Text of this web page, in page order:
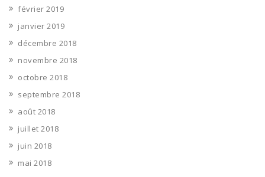
février 2019
janvier 2019
décembre 2018
novembre 2018
octobre 2018
septembre 2018
août 2018
juillet 2018
juin 2018
mai 2018